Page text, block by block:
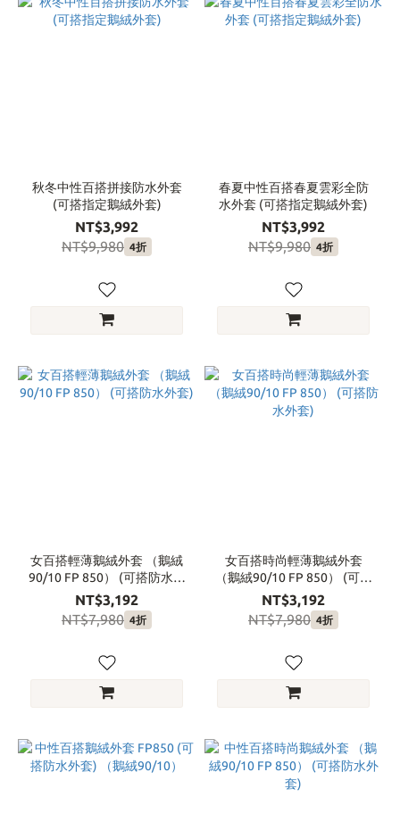
秋冬中性百搭拼接防水外套
(可搭指定鵝絨外套)
NT$3,992
NT$9,980 4折
春夏中性百搭春夏雲彩全防
水外套 (可搭指定鵝絨外套)
NT$3,992
NT$9,980 4折
女百搭輕薄鵝絨外套 （鵝絨
90/10 FP 850） (可搭防水外
套)
NT$3,192
NT$7,980 4折
女百搭時尚輕薄鵝絨外套
（鵝絨90/10 FP 850） (可搭
防水外套)
NT$3,192
NT$7,980 4折